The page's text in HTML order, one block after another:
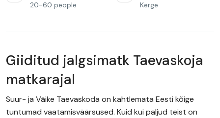
20-60 people Kerge
Giiditud jalgsimatk Taevaskoja
matkarajal
Suur- ja Väike Taevaskoda on kahtlemata Eesti kõige
tuntumad vaatamisväärsused. Kuid kui paljud teist on